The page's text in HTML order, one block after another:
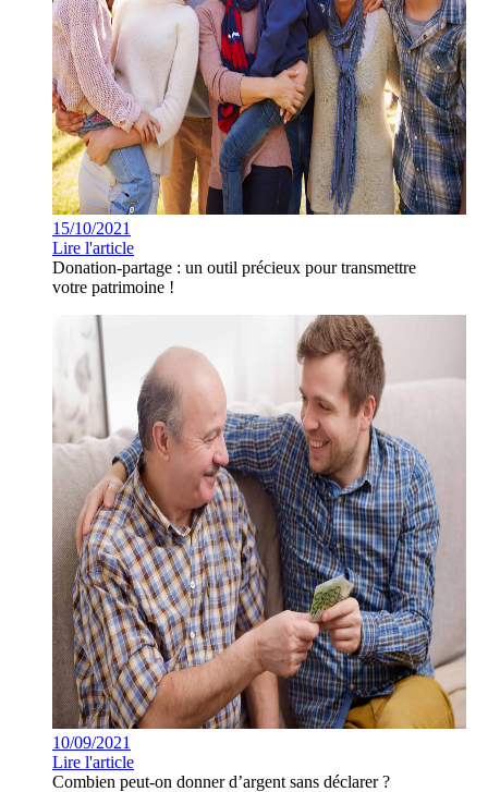
15/10/2021
Lire l'article
Donation-partage : un outil précieux pour transmettre
votre patrimoine !
10/09/2021
Lire l'article
Combien peut-on donner d’argent sans déclarer ?